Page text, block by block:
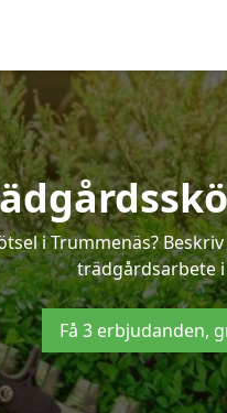
i Trummenäs?
trädgårdsarbete i
Få 3 erbjudanden,